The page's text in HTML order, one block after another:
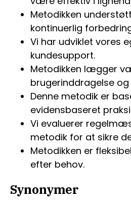
Metodikken
kontinuerlig
Vi har udviklet vores
kundesupport.
Metodikken lægger
brugerinddragelse
Denne metodik er
evidensbaseret
Vi evaluerer
metodik for at sikre
Metodikken er
efter behov.
Synonymer